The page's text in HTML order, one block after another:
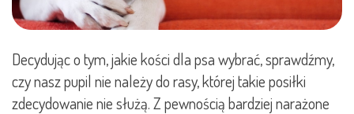
Decydując o tym, jakie kości dla psa wybrać, sprawdźmy,
czy nasz pupil nie należy do rasy, której takie posiłki
zdecydowanie nie służą. Z pewnością bardziej narażone